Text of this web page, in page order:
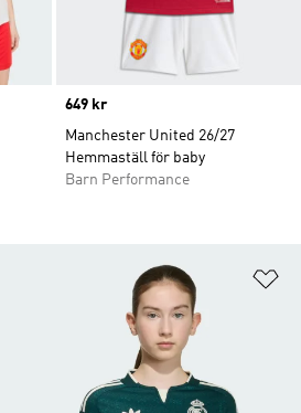
Price
649 kr
Manchester United 26/27
Hemmaställ för baby
Barn Performance